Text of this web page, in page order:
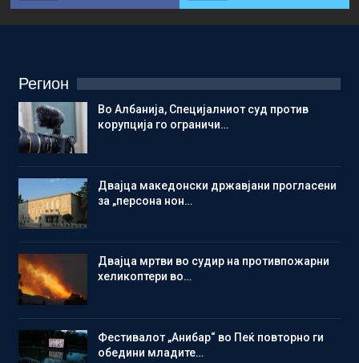
Регион
Во Албанија, Специјалниот суд против
корупција го ограничи…
Двајца македонски државјани прогласени
за „персона нон…
Двајца мртви во судир на противпожарни
хеликоптери во…
Фестивалот „Анибар“ во Пеќ повторно ги
обедини младите…